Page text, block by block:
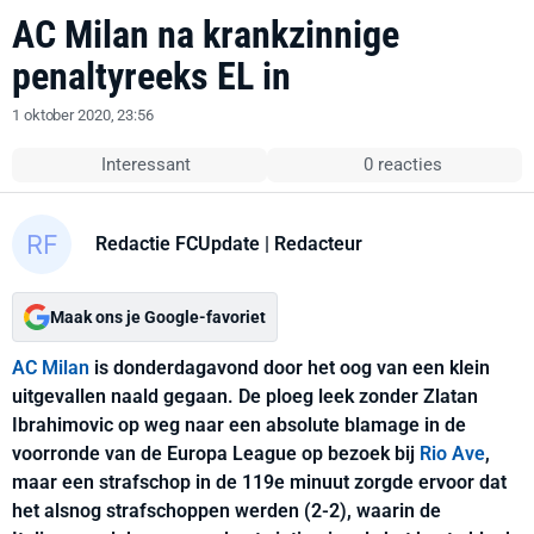
AC Milan na krankzinnige
penaltyreeks EL in
1 oktober 2020, 23:56
Interessant 0 reacties
Redactie FCUpdate | Redacteur
Maak ons je Google-favoriet
AC Milan is donderdagavond door het oog van een klein
uitgevallen naald gegaan. De ploeg leek zonder Zlatan
Ibrahimovic op weg naar een absolute blamage in de
voorronde van de Europa League op bezoek bij Rio Ave,
maar een strafschop in de 119e minuut zorgde ervoor dat
het alsnog strafschoppen werden (2-2), waarin de